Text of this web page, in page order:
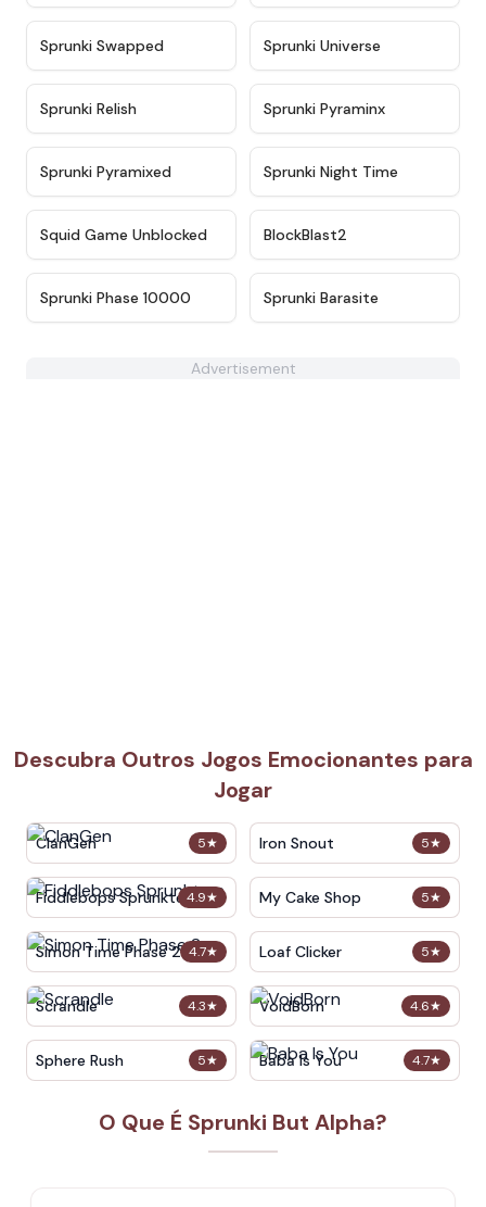
Sprunki Swapped Sprunki Universe
Sprunki Relish Sprunki Pyraminx
Sprunki Pyramixed Sprunki Night Time
★ 4.6
Squid Game Unblocked BlockBlast2
★
Sprunki Phase 10000 Sprunki Barasite
Advertisement
Descubra Outros Jogos Emocionantes para
Jogar
5★
ClanGen 5★
Iron Snout
4.9★
Fiddlebops Sprunkters 5★
My Cake Shop
4.7★
Simon Time Phase 2 5★
Loaf Clicker
4.3★
Scrandle 4.6★
VoidBorn
5★
Sphere Rush 4.7★
Baba Is You
O Que É Sprunki But Alpha?